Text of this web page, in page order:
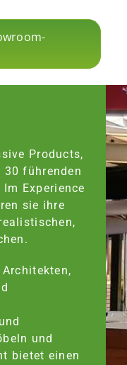
Products,
30 führenden
Experience
sie ihre
und
bietet einen